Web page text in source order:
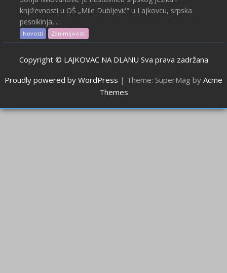
književnosti u OŠ „Mile Dubljević“ u Lajkovcu, srpska
pesnikinja,...
Novosti Zanimljivosti
Copyright © LAJKOVAC NA DLANU Sva prava zadržana
Proudly powered by WordPress | Theme: SuperMag by Acme
Themes